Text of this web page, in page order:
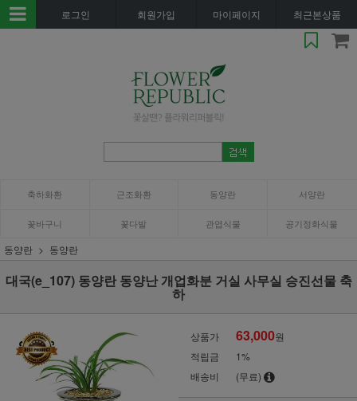
로그인 회원가입 마이페이지 최근본상품
축하화환 근조화환 동양란 서양란
꽃바구니 꽃다발 관엽식물 공기정화식물
동양란 동양란
대국(e_107) 동양란 동양난 개업화분 거실 사무실 승진선물 축
하
상품가 63,000원
적립금
1%
배송비
(무료)